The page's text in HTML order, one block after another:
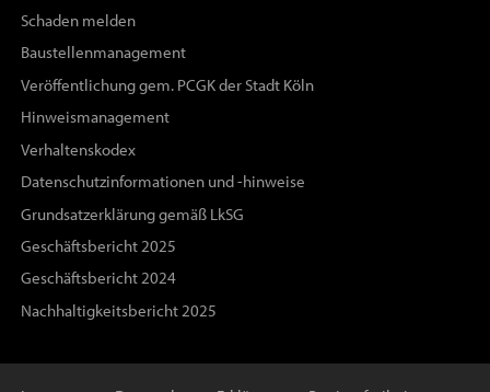
Schaden melden
Baustellenmanagement
Veröffentlichung gem. PCGK der Stadt Köln
Hinweismanagement
Verhaltenskodex
Datenschutzinformationen und -hinweise
Grundsatzerklärung gemäß LkSG
Geschäftsbericht 2025
Geschäftsbericht 2024
Nachhaltigkeitsbericht 2025